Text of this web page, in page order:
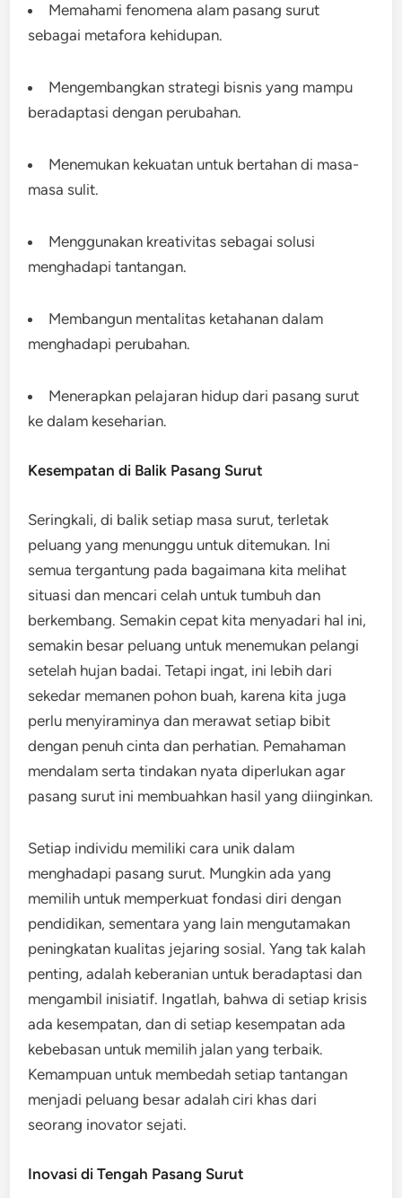
Memahami fenomena alam pasang surut
sebagai metafora kehidupan.
Mengembangkan strategi bisnis yang mampu
beradaptasi dengan perubahan.
Menemukan kekuatan untuk bertahan di masa-
masa sulit.
Menggunakan kreativitas sebagai solusi
menghadapi tantangan.
Membangun mentalitas ketahanan dalam
menghadapi perubahan.
Menerapkan pelajaran hidup dari pasang surut
ke dalam keseharian.
Kesempatan di Balik Pasang Surut
Seringkali, di balik setiap masa surut, terletak
peluang yang menunggu untuk ditemukan. Ini
semua tergantung pada bagaimana kita melihat
situasi dan mencari celah untuk tumbuh dan
berkembang. Semakin cepat kita menyadari hal ini,
semakin besar peluang untuk menemukan pelangi
setelah hujan badai. Tetapi ingat, ini lebih dari
sekedar memanen pohon buah, karena kita juga
perlu menyiraminya dan merawat setiap bibit
dengan penuh cinta dan perhatian. Pemahaman
mendalam serta tindakan nyata diperlukan agar
pasang surut ini membuahkan hasil yang diinginkan.
Setiap individu memiliki cara unik dalam
menghadapi pasang surut. Mungkin ada yang
memilih untuk memperkuat fondasi diri dengan
pendidikan, sementara yang lain mengutamakan
peningkatan kualitas jejaring sosial. Yang tak kalah
penting, adalah keberanian untuk beradaptasi dan
mengambil inisiatif. Ingatlah, bahwa di setiap krisis
ada kesempatan, dan di setiap kesempatan ada
kebebasan untuk memilih jalan yang terbaik.
Kemampuan untuk membedah setiap tantangan
menjadi peluang besar adalah ciri khas dari
seorang inovator sejati.
Inovasi di Tengah Pasang Surut